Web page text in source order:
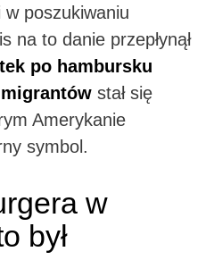
poszukiwaniu
na to danie przepłynął
po hambursku
stał się
Amerykanie
symbol.
w
był